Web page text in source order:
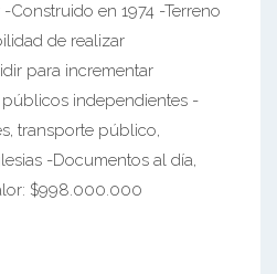
en 1974 -Terreno
de realizar
para incrementar
independientes -
transporte público,
-Documentos al día,
$998.000.000